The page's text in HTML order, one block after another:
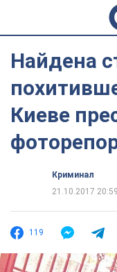
Найдена
Киеве
Криминал
21.10.2017 20:59
119